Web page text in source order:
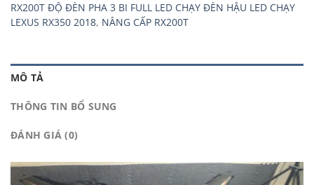
RX200T ĐỘ ĐÈN PHA 3 BI FULL LED CHẠY ĐÈN HẬU LED CHẠY
LEXUS RX350 2018, NÂNG CẤP RX200T
MÔ TẢ
THÔNG TIN BỔ SUNG
ĐÁNH GIÁ (0)